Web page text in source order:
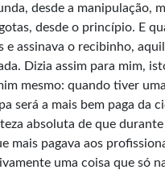
desde a manipulação,
desde o princípio. E
e assinava o recibinho,
Dizia assim para mim,
mesmo: quando tiver
será a mais bem paga da
absoluta de que
mais pagava aos
uma coisa que só